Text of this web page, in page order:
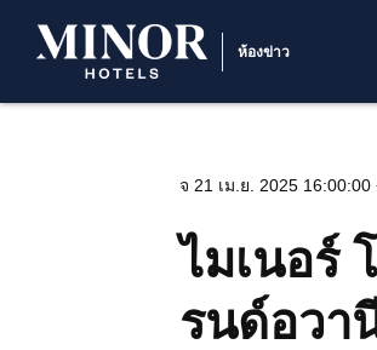
ห้องข่าว
จ 21 เม.ย. 2025 16:00:00
ไมเนอร์
รนด์อวา